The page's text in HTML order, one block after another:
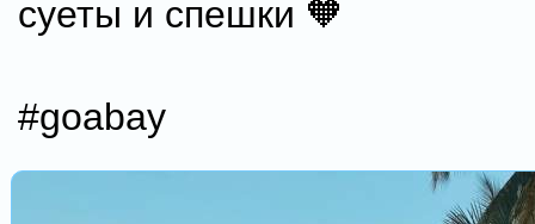
суеты и спешки 🧡
#goabay